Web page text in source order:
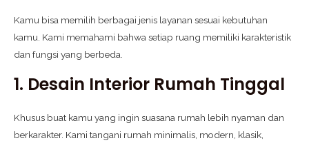
Kamu bisa memilih berbagai jenis layanan sesuai kebutuhan
kamu. Kami memahami bahwa setiap ruang memiliki karakteristik
dan fungsi yang berbeda.
1. Desain Interior Rumah Tinggal
Khusus buat kamu yang ingin suasana rumah lebih nyaman dan
berkarakter. Kami tangani rumah minimalis, modern, klasik,